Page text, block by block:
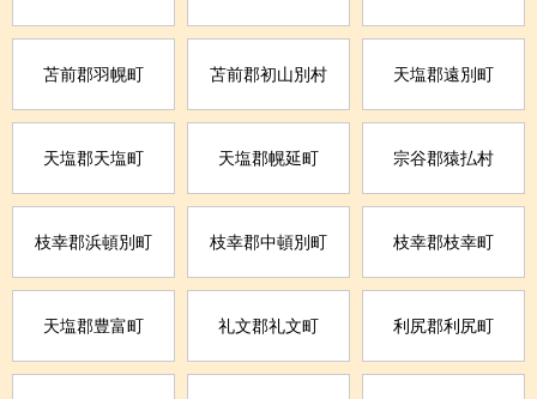
苫前郡羽幌町 苫前郡初山別村 天塩郡遠別町
天塩郡天塩町 天塩郡幌延町 宗谷郡猿払村
枝幸郡浜頓別町 枝幸郡中頓別町 枝幸郡枝幸町
天塩郡豊富町 礼文郡礼文町 利尻郡利尻町